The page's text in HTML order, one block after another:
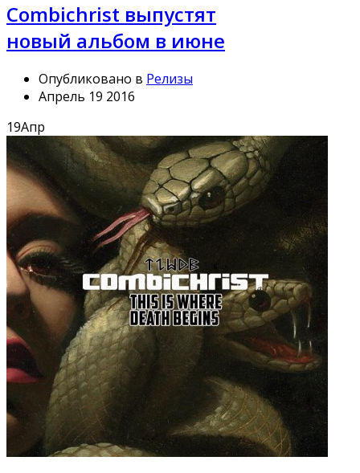
Combichrist выпустят
новый альбом в июне
Опубликовано в Релизы
Апрель 19 2016
19Апр